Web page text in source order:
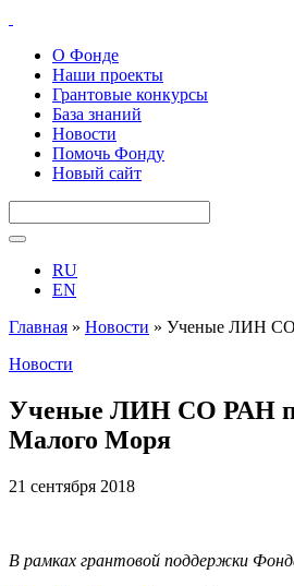
О Фонде
Наши проекты
Грантовые конкурсы
База знаний
Новости
Помочь Фонду
Новый сайт
RU
EN
Главная » Новости » Ученые ЛИН СО
Новости
Ученые ЛИН СО РАН
Малого Моря
21 сентября 2018
В рамках грантовой поддержки